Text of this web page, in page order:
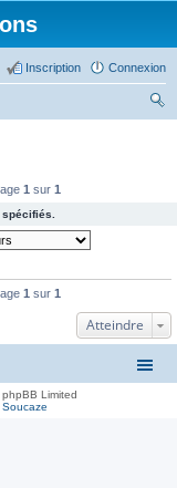
Connexion
Inscription
1 sur 1
1 sur 1
Atteindre
Limited
Soucaze